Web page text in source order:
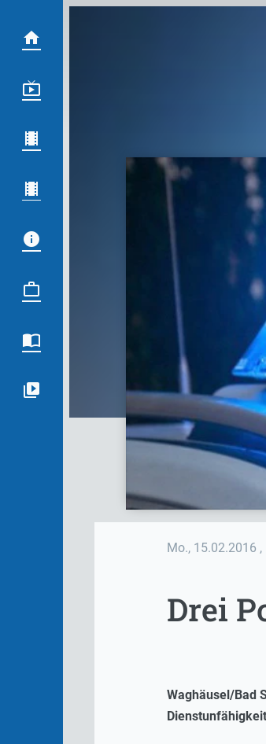
Mo., 15.02.2016
Drei
Waghäusel/Bad